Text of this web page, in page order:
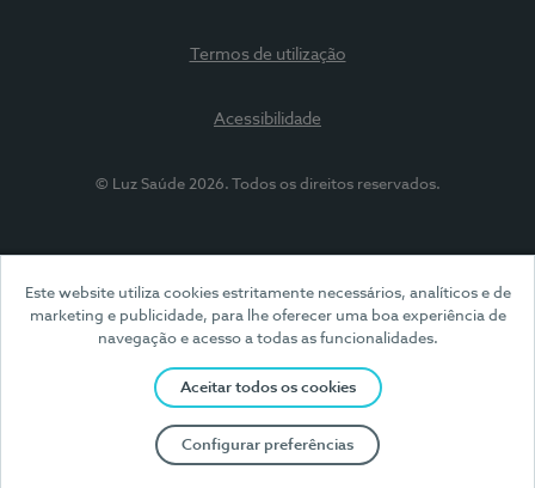
Este website utiliza cookies estritamente necessários, analíticos e de
marketing e publicidade, para lhe oferecer uma boa experiência de
navegação e acesso a todas as funcionalidades.
Aceitar todos os cookies
Configurar preferências
Termos de utilização
Acessibilidade
© Luz Saúde 2026. Todos os direitos reservados.